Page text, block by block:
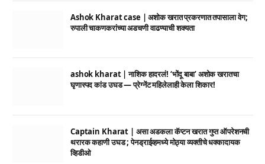
Ashok Kharat case | अशोक खरात प्रकरणात तपासाला वेग;
रुपाली चाकणकरांच्या अडचणी वाढण्याची शक्यता
ashok kharat | नाशिक हादरलं! ‘भोंदू बाबा’ अशोक खरातचा
घृणास्पद कांड उघड — प्रेग्नेंट महिलेलाही केला शिकार!
Captain Kharat | असा अडकला कॅप्टन खरात गुप्त ऑपरेशनची
थरारक कहाणी उघड ; पेनड्राईव्हमध्ये मोठ्या व्यक्तीचे धक्कादायक
व्हिडीओ